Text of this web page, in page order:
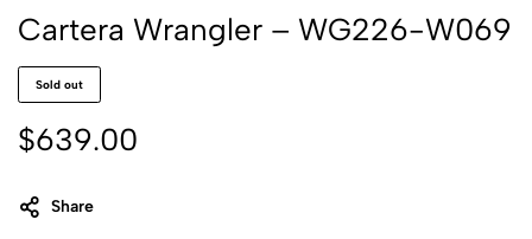
Cartera Wrangler – WG226-W069
Sold out
$639.00
Share